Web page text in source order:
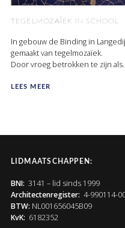
TEGELMOZAÏEK IN SCHOOL
In gebouw de Binding in
gemaakt van tegelmozaïek.
Door vroeg betrokken te zijn als..
LEES MEER
LIDMAATSCHAPPEN:
BNI: 3141 – lid sinds 1999
Architectenregister: 4-990114-
BTW: NL001656045B09
KvK: 6182352